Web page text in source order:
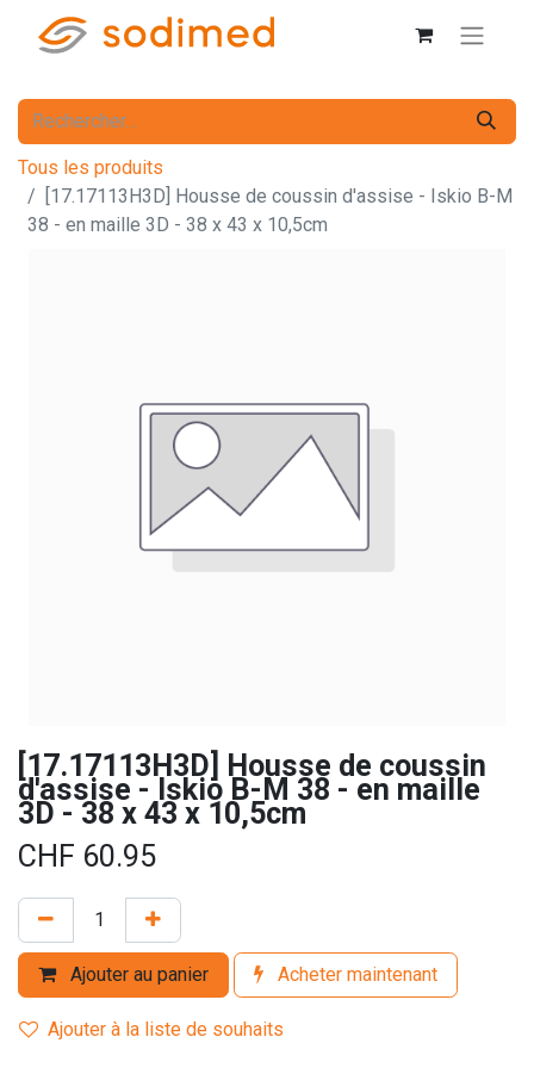
Tous les produits
[17.17113H3D] Housse de coussin d'assise - Iskio B-M
38 - en maille 3D - 38 x 43 x 10,5cm
[17.17113H3D] Housse de coussin
d'assise - Iskio B-M 38 - en maille
3D - 38 x 43 x 10,5cm
CHF 60.95
Ajouter au panier Acheter maintenant
Ajouter à la liste de souhaits